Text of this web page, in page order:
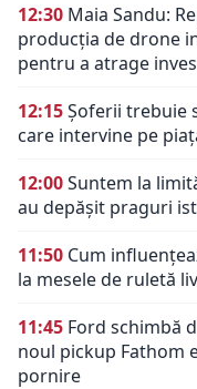
12:30 Maia Sandu:
producția de drone
pentru a atrage
12:15Șoferii trebuie
care intervine pe
12:00Suntem la
au depășit praguri
11:50 Cum
la mesele de ruletă
11:45 Ford schimbă
noul pickup Fathom
pornire